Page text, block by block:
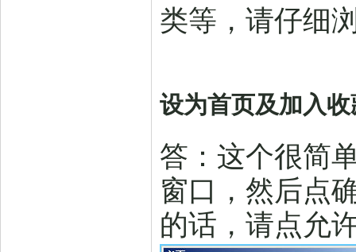
类等，请仔细
设为首页及加入
答：这个很简
窗口，然后点
的话，请点允